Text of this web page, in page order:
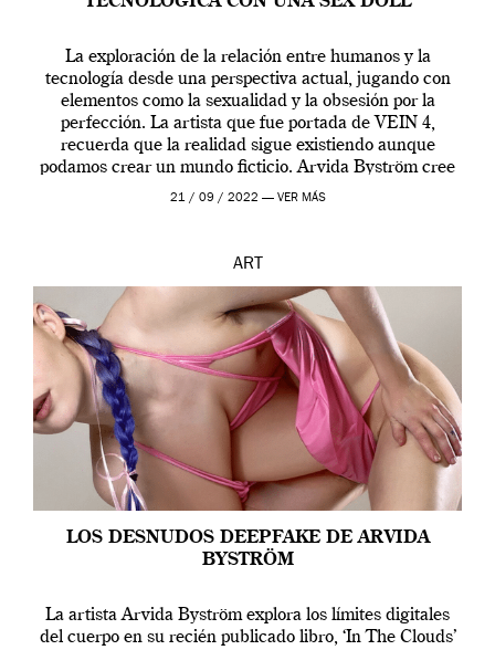
La exploración de la relación entre humanos y la
tecnología desde una perspectiva actual, jugando con
elementos como la sexualidad y la obsesión por la
perfección. La artista que fue portada de VEIN 4,
recuerda que la realidad sigue existiendo aunque
podamos crear un mundo ficticio. Arvida Byström cree
que los humanos tienen un complejo […]
21 / 09 / 2022 — VER MÁS
ART
LOS DESNUDOS DEEPFAKE DE ARVIDA
BYSTRÖM
La artista Arvida Byström explora los límites digitales
del cuerpo en su recién publicado libro, ‘In The Clouds’